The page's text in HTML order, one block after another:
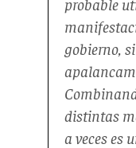
gobierno,
distintas
a veces es